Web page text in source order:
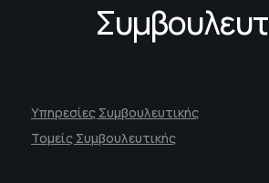
Υπηρεσίες Συμβουλευτικής
Τομείς Συμβουλευτικής